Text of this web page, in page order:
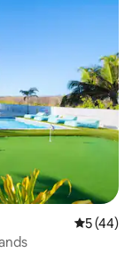
5 de uma
5 (44)